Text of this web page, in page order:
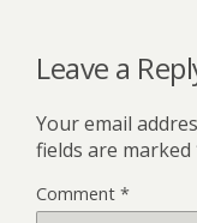
Leave a
Your email
fields are marked
Comment *